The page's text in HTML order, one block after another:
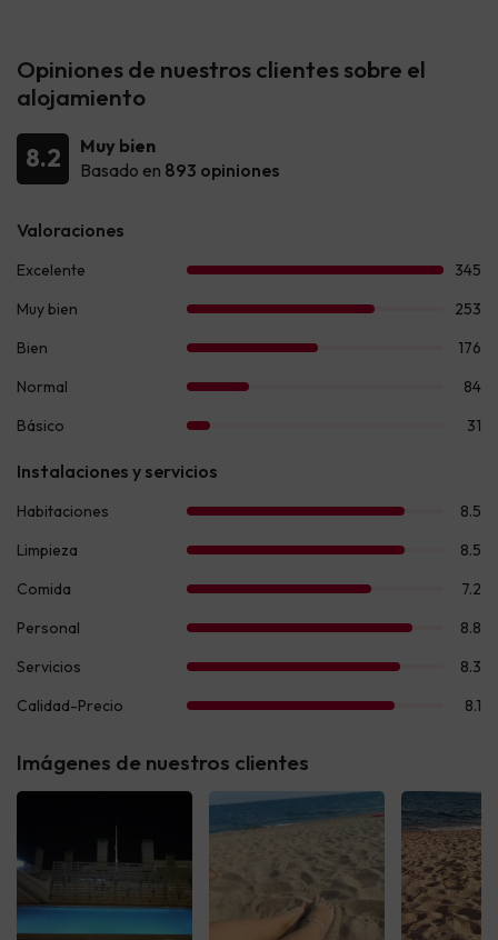
Opiniones de nuestros clientes sobre el
alojamiento
8.2
Muy bien
Basado en 893 opiniones
Imágenes de nuestros clientes